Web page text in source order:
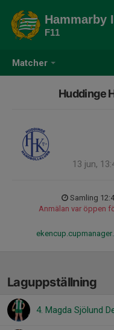
Matcher
Hammarby
F11
Huddinge
13 jun,
Samling
Anmälan var öppen
Laguppställning
4. Magda Sjölund